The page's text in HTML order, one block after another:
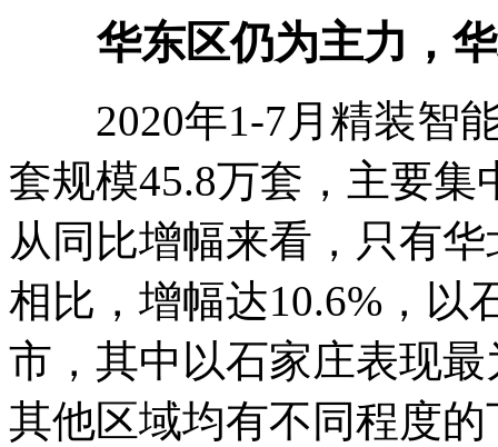
华东区仍为主力，
2020年1-7月精装智能
套规模45.8万套，主要
从同比增幅来看，只有
相比，增幅达10.6%，以
市，其中以石家庄表现
其他区域均有不同程度